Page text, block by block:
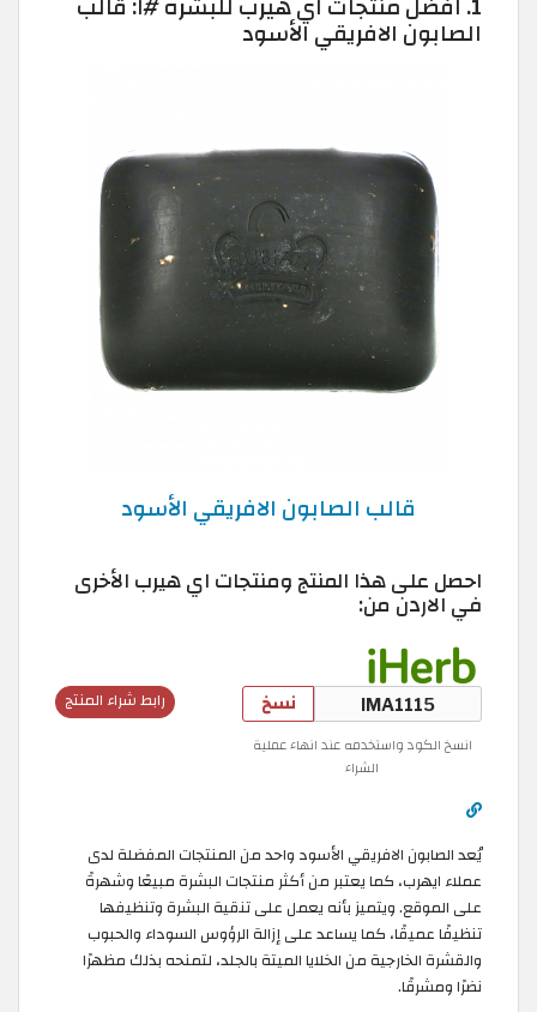
الصابون الافريقي الأسود
قالب الصابون الافريقي الأسود
احصل على هذا المنتج ومنتجات اي هيرب الأخرى
في الاردن من:
رابط شراء المنتج نسخ
انسخ الكود واستخدمه عند انهاء عملية
الشراء
يُعد الصابون الافريقي الأسود واحد من المنتجات المفضلة لدى
عملاء ايهرب، كما يعتبر من أكثر منتجات البشرة مبيعًا وشهرةً
على الموقع. ويتميز بأنه يعمل على تنقية البشرة وتنظيفها
تنظيفًا عميقًا، كما يساعد على إزالة الرؤوس السوداء والحبوب
والقشرة الخارجية من الخلايا الميتة بالجلد، لتمنحه بذلك مظهرًا
نضرًا ومشرقًا.